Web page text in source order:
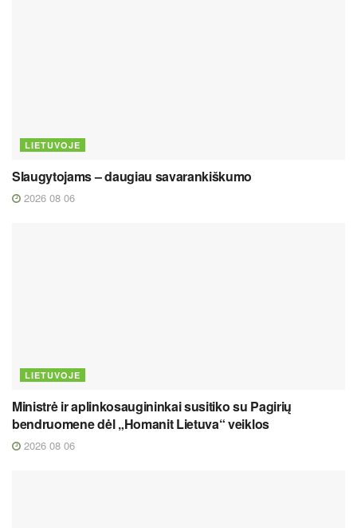
LIETUVOJE
Slaugytojams – daugiau savarankiškumo
2026 08 06
LIETUVOJE
Ministrė ir aplinkosaugininkai susitiko su Pagirių
bendruomene dėl „Homanit Lietuva“ veiklos
2026 08 06